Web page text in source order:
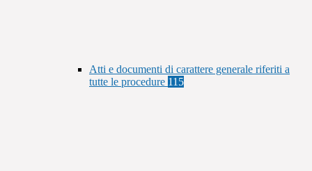
Atti e documenti di carattere generale riferiti a
tutte le procedure 115